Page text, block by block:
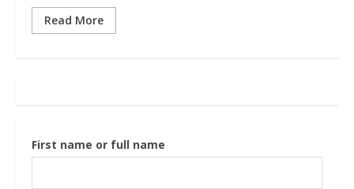
Read More
First name or full name